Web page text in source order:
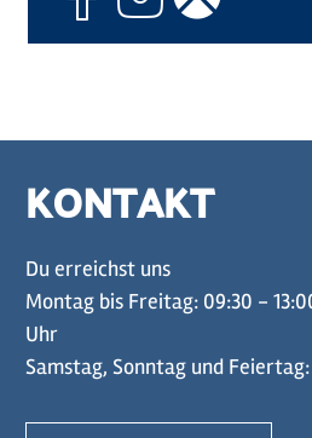
KONTAKT
Du erreichst uns
Montag bis Freitag: 09:30 -
Uhr
Samstag, Sonntag und